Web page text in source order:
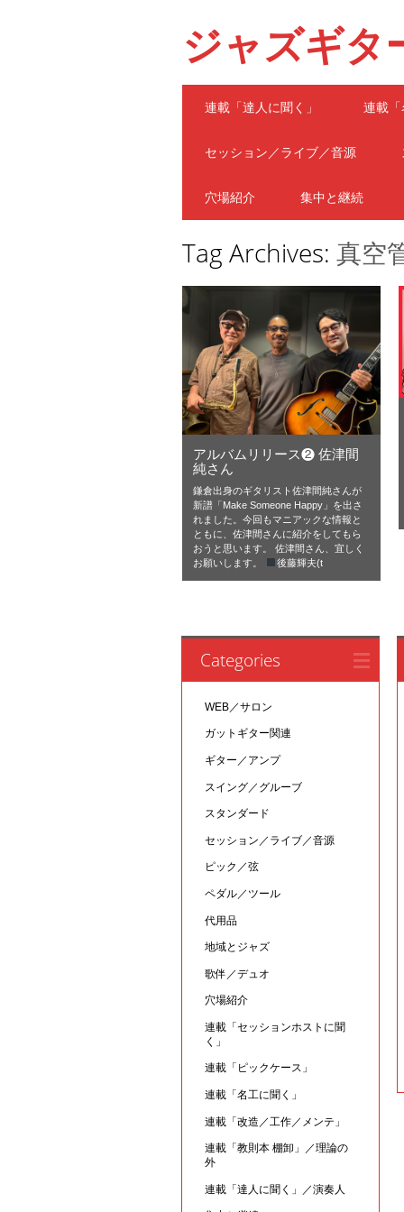
ジャズギタ
Main menu
連載「達人に聞く」 連載「
セッション／ライブ／音源
穴場紹介 集中と継続
Tag Archives:真空
アルバムリリース❷ 佐津間
純さん
鎌倉出身のギタリスト佐津間純さんが
新譜「Make Someone Happy」を出さ
れました。今回もマニアックな情報と
ともに、佐津間さんに紹介をしてもら
おうと思います。 佐津間さん、宜しく
お願いします。
後藤輝夫(t
Categories
WEB／サロン
ガットギター関連
ギター／アンプ
スイング／グルーブ
スタンダード
セッション／ライブ／音源
ピック／弦
ペダル／ツール
代用品
地域とジャズ
歌伴／デュオ
穴場紹介
連載「セッションホストに聞
く」
連載「ピックケース」
連載「名工に聞く」
連載「改造／工作／メンテ」
連載「教則本 棚卸」／理論の
外
連載「達人に聞く」／演奏人